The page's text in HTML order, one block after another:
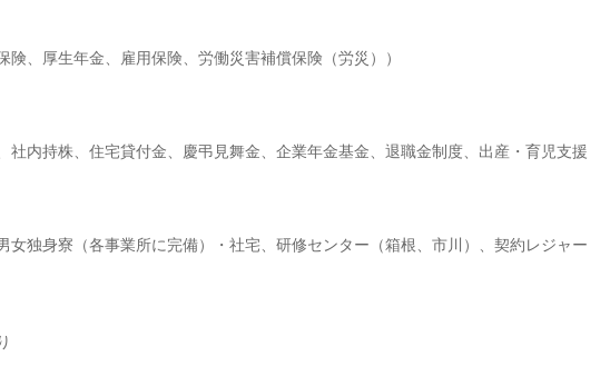
険、厚生年金、雇用保険、労働災害補償保険（労災））
社内持株、住宅貸付金、慶弔見舞金、企業年金基金、退職金制度、出産・育児支援
女独身寮（各事業所に完備）・社宅、研修センター（箱根、市川）、契約レジャー